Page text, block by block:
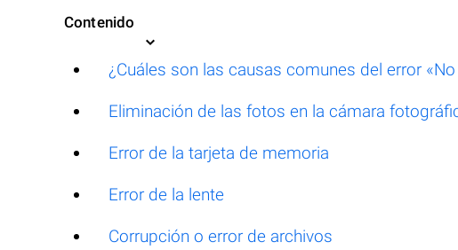
Contenido
¿Cuáles son las causas comunes del error
Eliminación de las fotos en la cámara
Error de la tarjeta de memoria
Error de la lente
Corrupción o error de archivos